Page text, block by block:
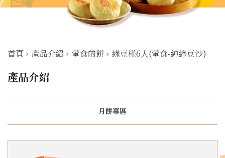
首頁 › 產品介紹 › 葷食的餅 › 綠豆椪6入(葷食-純綠豆沙)
產品介紹
月餅專區